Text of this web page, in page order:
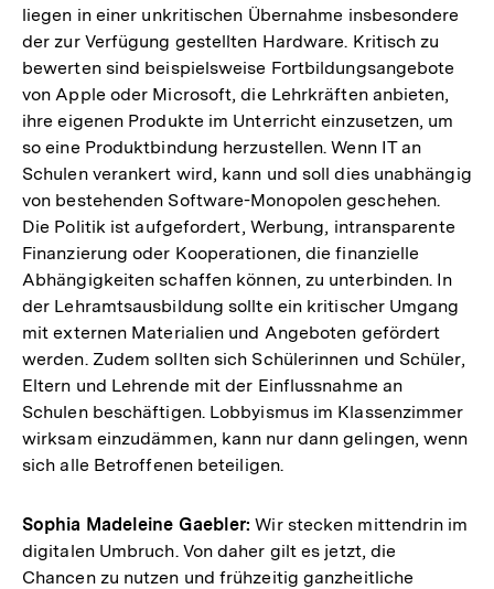
liegen in einer unkritischen Übernahme insbesondere
der zur Verfügung gestellten Hardware. Kritisch zu
bewerten sind beispielsweise Fortbildungsangebote
von Apple oder Microsoft, die Lehrkräften anbieten,
ihre eigenen Produkte im Unterricht einzusetzen, um
so eine Produktbindung herzustellen. Wenn IT an
Schulen verankert wird, kann und soll dies unabhängig
von bestehenden Software-Monopolen geschehen.
Die Politik ist aufgefordert, Werbung, intransparente
Finanzierung oder Kooperationen, die finanzielle
Abhängigkeiten schaffen können, zu unterbinden. In
der Lehramtsausbildung sollte ein kritischer Umgang
mit externen Materialien und Angeboten gefördert
werden. Zudem sollten sich Schülerinnen und Schüler,
Eltern und Lehrende mit der Einflussnahme an
Schulen beschäftigen. Lobbyismus im Klassenzimmer
wirksam einzudämmen, kann nur dann gelingen, wenn
sich alle Betroffenen beteiligen.
Sophia Madeleine Gaebler: Wir stecken mittendrin im
digitalen Umbruch. Von daher gilt es jetzt, die
Chancen zu nutzen und frühzeitig ganzheitliche